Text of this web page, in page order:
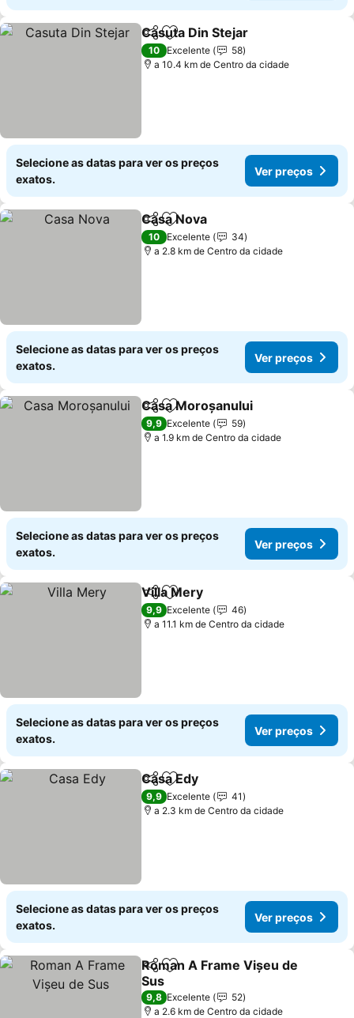
PartilharAdicionar aos favoritos
Casuta Din Stejar
10 Excelente
58
a 10.4 km de Centro da cidade
Selecione as datas para ver os preços
exatos.
Ver preços
PartilharAdicionar aos favoritos
Casa Nova
10 Excelente
34
a 2.8 km de Centro da cidade
Selecione as datas para ver os preços
exatos.
Ver preços
PartilharAdicionar aos favoritos
Casa Moroșanului
9,9 Excelente
59
a 1.9 km de Centro da cidade
Selecione as datas para ver os preços
exatos.
Ver preços
PartilharAdicionar aos favoritos
Villa Mery
9,9 Excelente
46
a 11.1 km de Centro da cidade
Selecione as datas para ver os preços
exatos.
Ver preços
PartilharAdicionar aos favoritos
Casa Edy
9,9 Excelente
41
a 2.3 km de Centro da cidade
Selecione as datas para ver os preços
exatos.
Ver preços
PartilharAdicionar aos favoritos
Roman A Frame Vișeu de
Sus
Ver preços
9,8 Excelente
52
a 2.6 km de Centro da cidade